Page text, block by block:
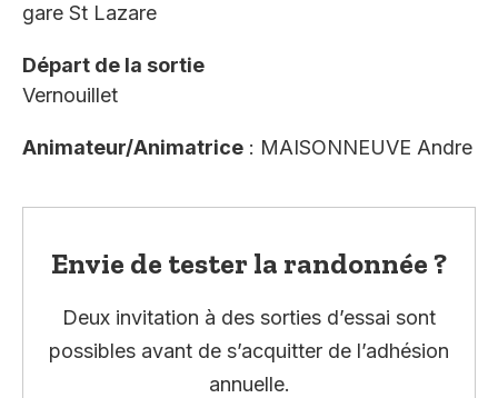
gare St Lazare
Départ de la sortie
Vernouillet
Animateur/Animatrice : MAISONNEUVE Andre
Envie de tester la randonnée ?
Deux invitation à des sorties d’essai sont
possibles avant de s’acquitter de l’adhésion
annuelle.